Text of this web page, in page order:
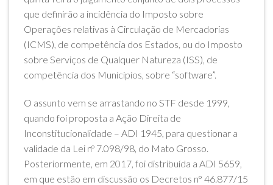
que definirão a incidência do Imposto sobre
Operações relativas à Circulação de Mercadorias
(ICMS), de competência dos Estados, ou do Imposto
sobre Serviços de Qualquer Natureza (ISS), de
competência dos Municípios, sobre “software”.
O assunto vem se arrastando no STF desde 1999,
quando foi proposta a Ação Direita de
Inconstitucionalidade – ADI 1945, para questionar a
validade da Lei nº 7.098/98, do Mato Grosso.
Posteriormente, em 2017, foi distribuída a ADI 5659,
em que estão em discussão os Decretos n° 46.877/15